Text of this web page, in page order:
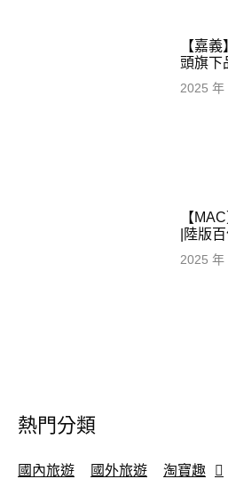
【嘉
頭旗下
2025 年
【
|陸版
2025 年
熱門分類
國內旅遊 國外旅遊 淘寶趣